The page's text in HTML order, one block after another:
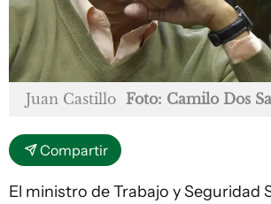
Juan Castillo Foto: Camilo Dos
Compartir
El ministro de Trabajo y Seguridad